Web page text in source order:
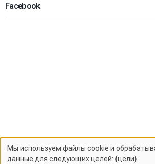
Facebook
Использование
Мы используем файлы cookie и
данные для следующих целей: {цели}.